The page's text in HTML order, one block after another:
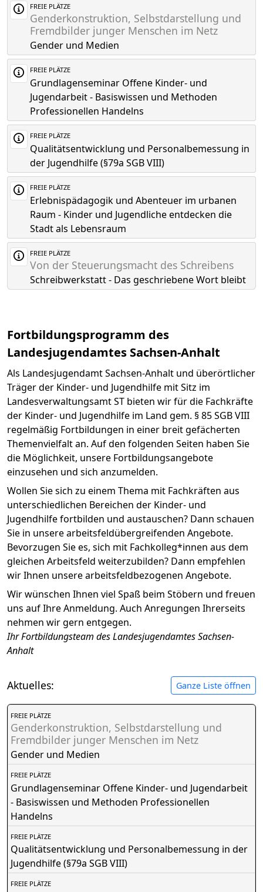
FREIE PLÄTZE
Genderkonstruktion, Selbstdarstellung und
Fremdbilder junger Menschen im Netz
Gender und Medien
FREIE PLÄTZE
Grundlagenseminar Offene Kinder- und
Jugendarbeit - Basiswissen und Methoden
Professionellen Handelns
FREIE PLÄTZE
Qualitätsentwicklung und Personalbemessung in
der Jugendhilfe (§79a SGB VIII)
FREIE PLÄTZE
Erlebnispädagogik und Abenteuer im urbanen
Raum - Kinder und Jugendliche entdecken die
Stadt als Lebensraum
FREIE PLÄTZE
Von der Steuerungsmacht des Schreibens
Schreibwerkstatt - Das geschriebene Wort bleibt
Fortbildungsprogramm des
Landesjugendamtes Sachsen-Anhalt
Als Landesjugendamt Sachsen-Anhalt und überörtlicher
Träger der Kinder- und Jugendhilfe mit Sitz im
Landesverwaltungsamt ST bieten wir für die Fachkräfte
der Kinder- und Jugendhilfe im Land gem. § 85 SGB VIII
regelmäßig Fortbildungen in einer breit gefächerten
Themenvielfalt an. Auf den folgenden Seiten haben Sie
die Möglichkeit, unsere Fortbildungsangebote
einzusehen und sich anzumelden.
Wollen Sie sich zu einem Thema mit Fachkräften aus
unterschiedlichen Bereichen der Kinder- und
Jugendhilfe fortbilden und austauschen? Dann schauen
Sie in unsere arbeitsfeldübergreifenden Angebote.
Bevorzugen Sie es, sich mit Fachkolleg*innen aus dem
gleichen Arbeitsfeld weiterzubilden? Dann empfehlen
wir Ihnen unsere arbeitsfeldbezogenen Angebote.
Wir wünschen Ihnen viel Spaß beim Stöbern und freuen
uns auf Ihre Anmeldung. Auch Anregungen Ihrerseits
nehmen wir gern entgegen.
Ihr Fortbildungsteam des Landesjugendamtes Sachsen-
Anhalt
Aktuelles: Ganze Liste öffnen
FREIE PLÄTZE
Genderkonstruktion, Selbstdarstellung und
Fremdbilder junger Menschen im Netz
Gender und Medien
FREIE PLÄTZE
Grundlagenseminar Offene Kinder- und Jugendarbeit
- Basiswissen und Methoden Professionellen
Handelns
FREIE PLÄTZE
Qualitätsentwicklung und Personalbemessung in der
Jugendhilfe (§79a SGB VIII)
FREIE PLÄTZE